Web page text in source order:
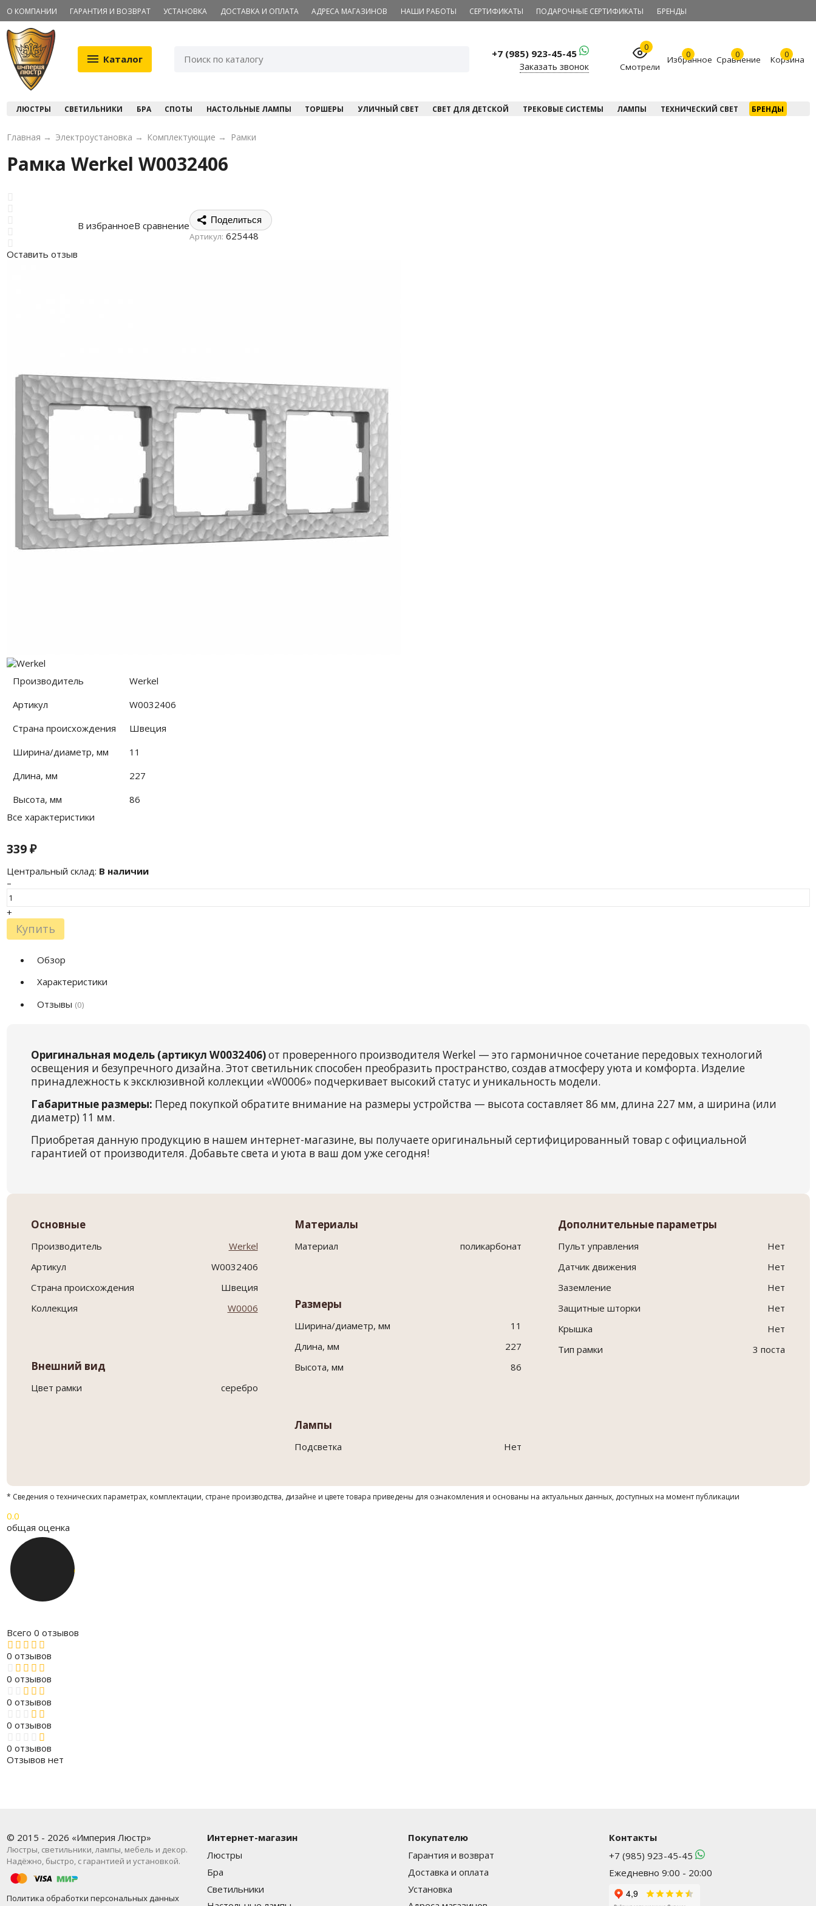
О КОМПАНИИ ГАРАНТИЯ И ВОЗВРАТ УСТАНОВКА ДОСТАВКА И ОПЛАТА АДРЕСА МАГАЗИНОВ НАШИ РАБОТЫ СЕРТИФИКАТЫ ПОДАРОЧНЫЕ СЕРТИФИКАТЫ БРЕНДЫ
Каталог +7 (985) 923-45-45
Заказать звонок
0
Смотрели
0
Избранное 0
Сравнение 0
Корзина
ЛЮСТРЫ СВЕТИЛЬНИКИ БРА СПОТЫ НАСТОЛЬНЫЕ ЛАМПЫ ТОРШЕРЫ УЛИЧНЫЙ СВЕТ СВЕТ ДЛЯ ДЕТСКОЙ ТРЕКОВЫЕ СИСТЕМЫ ЛАМПЫ ТЕХНИЧЕСКИЙ СВЕТ БРЕНДЫ
Главная → Электроустановка → Комплектующие → Рамки
Рамка Werkel W0032406
Оставить отзыв
В избранноеВ сравнение Поделиться
Артикул: 625448
Производитель
Werkel
Артикул
W0032406
Страна происхождения
Швеция
Ширина/диаметр, мм
11
Длина, мм
227
Высота, мм
86
Все характеристики
339₽
Центральный склад: В наличии
–
+
Купить
Обзор
Характеристики
Отзывы (0)
Оригинальная модель (артикул W0032406)от проверенного производителя Werkel — это гармоничное сочетание передовых технологий
освещения и безупречного дизайна. Этот светильник способен преобразить пространство, создав атмосферу уюта и комфорта. Изделие
принадлежность к эксклюзивной коллекции «W0006» подчеркивает высокий статус и уникальность модели.
Габаритные размеры: Перед покупкой обратите внимание на размеры устройства — высота составляет 86 мм, длина 227 мм, а ширина (или
диаметр) 11 мм.
Приобретая данную продукцию в нашем интернет-магазине, вы получаете оригинальный сертифицированный товар с официальной
гарантией от производителя. Добавьте света и уюта в ваш дом уже сегодня!
Основные
Производитель
Werkel
Артикул
W0032406
Страна происхождения
Швеция
Коллекция
W0006
Внешний вид
Цвет рамки серебро
Материалы
Материал поликарбонат
Размеры
Ширина/диаметр, мм
11
Длина, мм
227
Высота, мм
86
Лампы
Подсветка Нет
Дополнительные параметры
Пульт управления
Нет
Датчик движения
Нет
Заземление
Нет
Защитные шторки
Нет
Крышка
Нет
Тип рамки
3 поста
* Сведения о технических параметрах, комплектации, стране производства, дизайне и цвете товара приведены для ознакомления и основаны на актуальных данных, доступных на момент публикации
0.0
общая оценка
Всего 0 отзывов
0 отзывов
0 отзывов
0 отзывов
0 отзывов
0 отзывов
Отзывов нет
© 2015 - 2026 «Империя Люстр»
Люстры, светильники, лампы, мебель и декор.
Надёжно, быстро, с гарантией и установкой.
Политика обработки персональных данных
Интернет-магазин
Люстры
Бра
Светильники
Покупателю
Гарантия и возврат
Доставка и оплата
Установка
Контакты
+7 (985) 923-45-45
Ежедневно 9:00 - 20:00